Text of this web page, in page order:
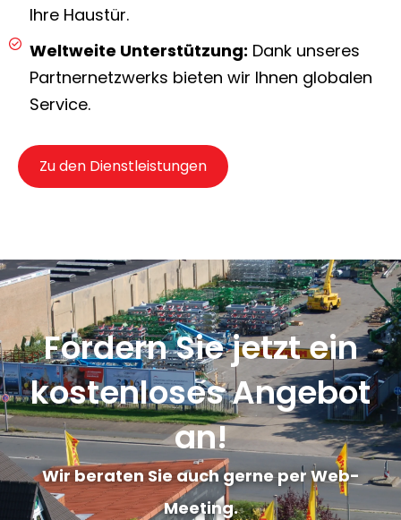
Ihre Haustür.
Weltweite Unterstützung: Dank unseres
Partnernetzwerks bieten wir Ihnen globalen
Service.
Zu den Dienstleistungen
Fordern Sie jetzt ein
kostenloses Angebot
an!
Wir beraten Sie auch gerne per Web-
Meeting.